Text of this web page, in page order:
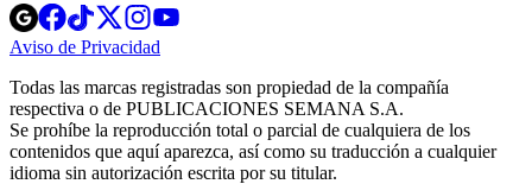
Opens
in
new
Opens
in
new
Opens
in
new
window
Opens
new
windowwindow
Aviso de Privacidad
new
window
Todas las marcas registradas son propiedad de la compañía
respectiva o de PUBLICACIONES SEMANA S.A.
Se prohíbe la reproducción total o parcial de cualquiera de los
contenidos que aquí aparezca, así como su traducción a cualquier
idioma sin autorización escrita por su titular.